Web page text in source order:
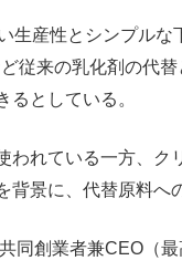
生産性とシンプルな
従来の乳化剤の代
るとしている。
われている一方、ク
景に、代替原料へ
同創業者兼CEO（